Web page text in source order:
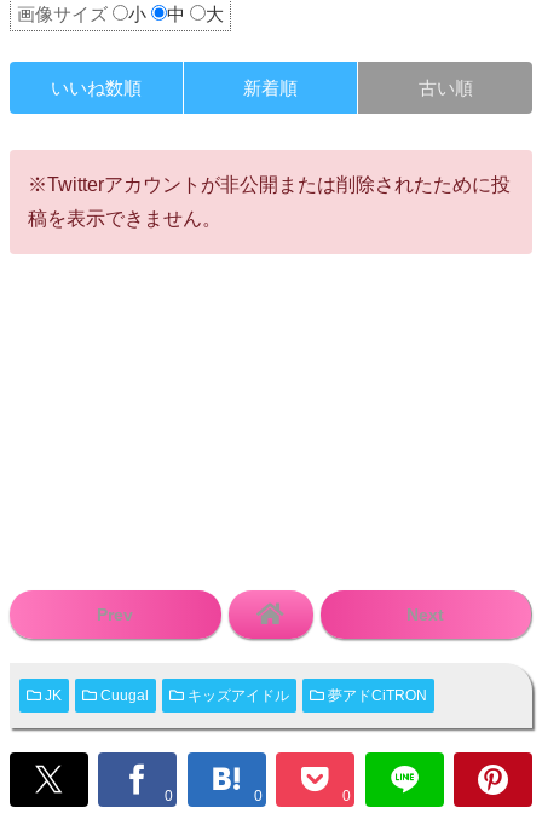
画像サイズ 小 中 大
いいね数順 新着順 古い順
※Twitterアカウントが非公開または削除されたために投
稿を表示できません。
Prev Next
JK Cuugal キッズアイドル 夢アドCiTRON
0 0 0